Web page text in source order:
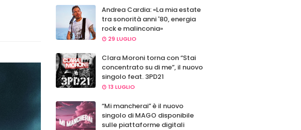
Andrea Cardia: «La mia estate
tra sonorità anni '80, energia
rock e malinconia»
29 LUGLIO
Clara Moroni torna con “Stai
concentrato su di me”, il nuovo
singolo feat. 3PD21
13 LUGLIO
“Mi mancherai” è il nuovo
singolo di MAGO disponibile
sulle piattaforme digitali